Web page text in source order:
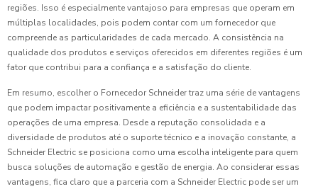
regiões. Isso é especialmente vantajoso para empresas que operam em
múltiplas localidades, pois podem contar com um fornecedor que
compreende as particularidades de cada mercado. A consistência na
qualidade dos produtos e serviços oferecidos em diferentes regiões é um
fator que contribui para a confiança e a satisfação do cliente.
Em resumo, escolher o Fornecedor Schneider traz uma série de vantagens
que podem impactar positivamente a eficiência e a sustentabilidade das
operações de uma empresa. Desde a reputação consolidada e a
diversidade de produtos até o suporte técnico e a inovação constante, a
Schneider Electric se posiciona como uma escolha inteligente para quem
busca soluções de automação e gestão de energia. Ao considerar essas
vantagens, fica claro que a parceria com a Schneider Electric pode ser um